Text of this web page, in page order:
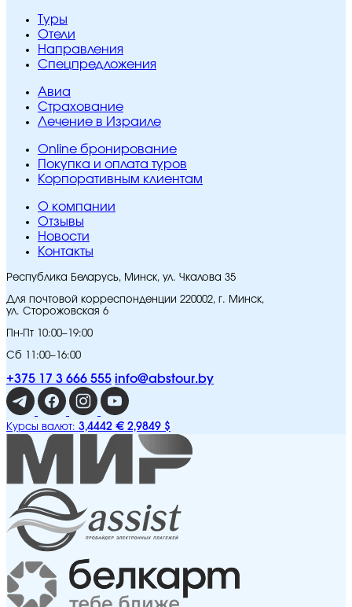
Туры
Отели
Направления
Спецпредложения
Авиа
Страхование
Лечение в Израиле
Online бронирование
Покупка и оплата туров
Корпоративным клиентам
O компании
Отзывы
Новости
Контакты
Республика Беларусь, Минск, ул. Чкалова 35
Для почтовой корреспонденции 220002, г. Минск,
ул. Сторожовская 6
Пн-Пт 10:00–19:00
Сб 11:00–16:00
+375 17 3 666 555 info@abstour.by
Курсы валют: 3,4442 € 2,9849 $